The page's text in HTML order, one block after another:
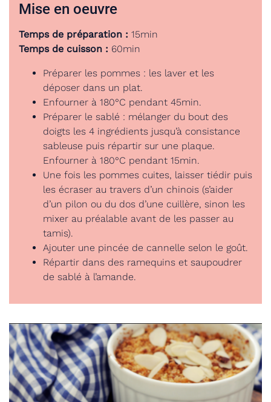
Mise en oeuvre
Temps de préparation : 15min
Temps de cuisson : 60min
Préparer les pommes : les laver et les
déposer dans un plat.
Enfourner à 180°C pendant 45min.
Préparer le sablé : mélanger du bout des
doigts les 4 ingrédients jusqu’à consistance
sableuse puis répartir sur une plaque.
Enfourner à 180°C pendant 15min.
Une fois les pommes cuites, laisser tiédir puis
les écraser au travers d’un chinois (s’aider
d’un pilon ou du dos d’une cuillère, sinon les
mixer au préalable avant de les passer au
tamis).
Ajouter une pincée de cannelle selon le goût.
Répartir dans des ramequins et saupoudrer
de sablé à l’amande.